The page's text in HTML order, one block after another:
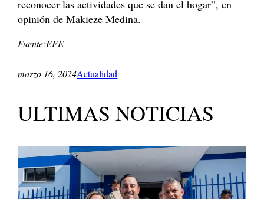
reconocer las actividades que se dan el hogar”, en
opinión de Makieze Medina.
Fuente:EFE
marzo 16, 2024Actualidad
ULTIMAS NOTICIAS